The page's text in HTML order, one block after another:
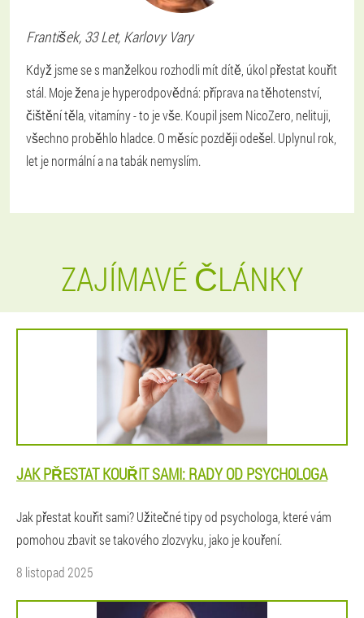
František, 33 Let, Karlovy Vary
Když jsme se s manželkou rozhodli mít dítě, úkol přestat kouřit
stál. Moje žena je hyperodpovědná: příprava na těhotenství,
čištění těla, vitamíny - to je vše. Koupil jsem NicoZero, nelituji,
všechno proběhlo hladce. O měsíc později odešel. Uplynul rok,
let je normální a na tabák nemyslím.
ZAJÍMAVÉ ČLÁNKY
JAK PŘESTAT KOUŘIT SAMI: RADY OD PSYCHOLOGA
Jak přestat kouřit sami? Užitečné tipy od psychologa, které vám
pomohou zbavit se takového zlozvyku, jako je kouření.
8 listopad 2025